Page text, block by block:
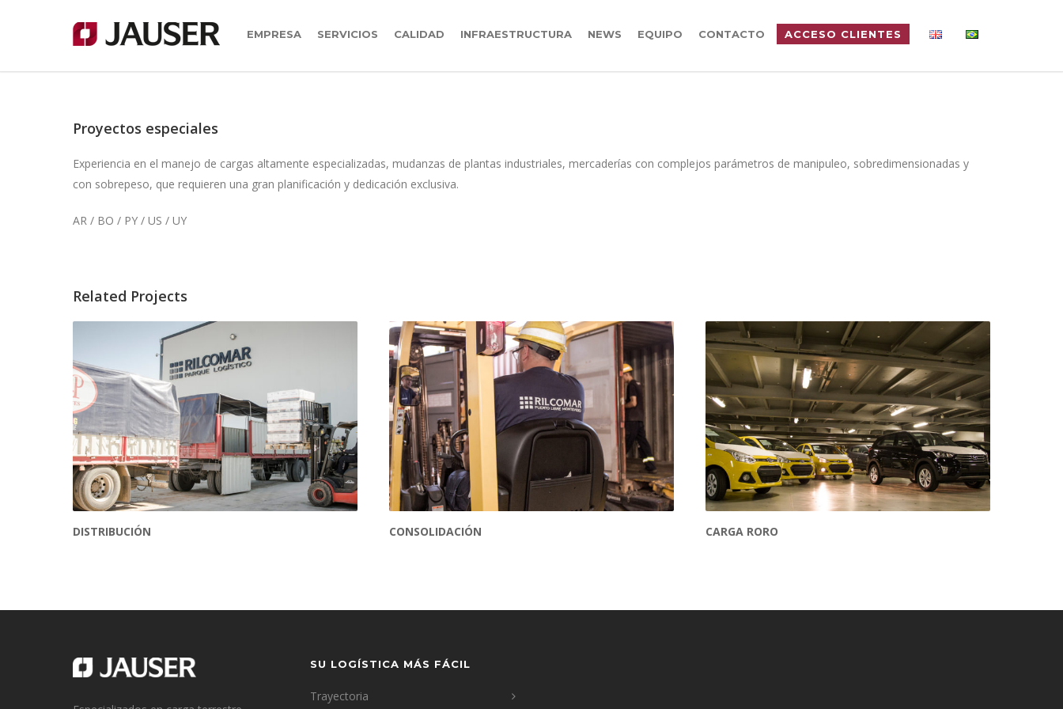
EMPRESA SERVICIOS CALIDAD INFRAESTRUCTURA NEWS EQUIPO CONTACTO ACCESO CLIENTES
Proyectos especiales
Experiencia en el manejo de cargas altamente especializadas, mudanzas de plantas industriales, mercaderías con complejos parámetros de manipuleo, sobredimensionadas y
con sobrepeso, que requieren una gran planificación y dedicación exclusiva.
AR / BO / PY / US / UY
Related Projects
DISTRIBUCIÓN CONSOLIDACIÓN CARGA RORO
SU LOGÍSTICA MÁS FÁCIL
Trayectoria